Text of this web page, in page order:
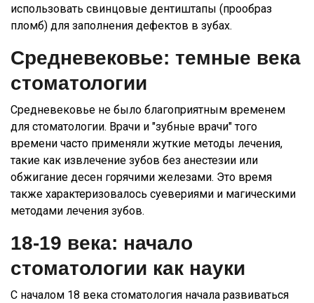
использовать свинцовые дентиштапы (прообраз
пломб) для заполнения дефектов в зубах.
Средневековье: темные века
стоматологии
Средневековье не было благоприятным временем
для стоматологии. Врачи и "зубные врачи" того
времени часто применяли жуткие методы лечения,
такие как извлечение зубов без анестезии или
обжигание десен горячими железами. Это время
также характеризовалось суевериями и магическими
методами лечения зубов.
18-19 века: начало
стоматологии как науки
С началом 18 века стоматология начала развиваться